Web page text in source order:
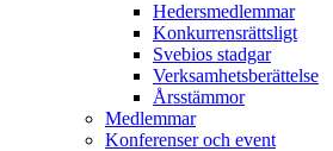
Hedersmedlemmar
Konkurrensrättsligt
Svebios stadgar
Verksamhetsberättelse
Årsstämmor
Medlemmar
Konferenser och event